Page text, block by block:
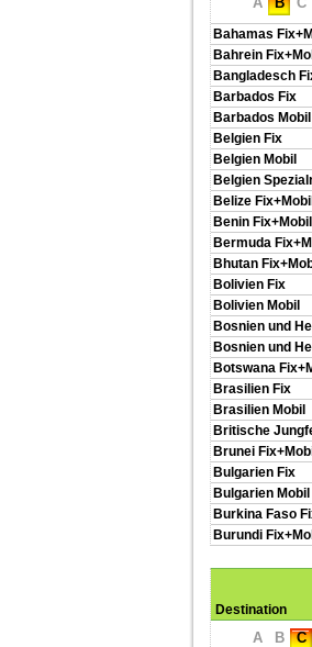
Bahamas
Bahrein
Bangladesch
Barbados Fix
Barbados Mobil
Belgien Fix
Belgien Mobil
Belgien
Belize
Benin Fix+Mobil
Bermuda
Bhutan
Bolivien Fix
Bolivien Mobil
Bosnien und
Bosnien und
Botswana
Brasilien Fix
Brasilien Mobil
Britische
Brunei
Bulgarien Fix
Bulgarien Mobil
Burkina Faso
Burundi
Destination
A B C